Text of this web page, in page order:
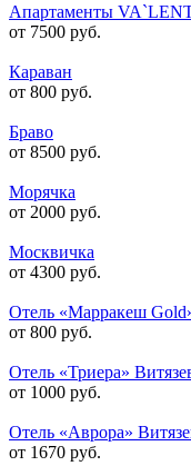
Апартаменты
от 7500 руб.
Караван
от 800 руб.
Браво
от 8500 руб.
Морячка
от 2000 руб.
Москвичка
от 4300 руб.
Отель «Марракеш
от 800 руб.
Отель «Триера»
от 1000 руб.
Отель «Аврора»
от 1670 руб.